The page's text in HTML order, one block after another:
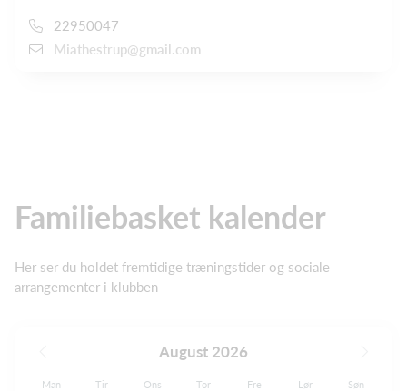
22950047
Miathestrup@gmail.com
Familiebasket kalender
Her ser du holdet fremtidige træningstider og sociale
arrangementer i klubben
August 2026
Man Tir Ons Tor Fre Lør Søn